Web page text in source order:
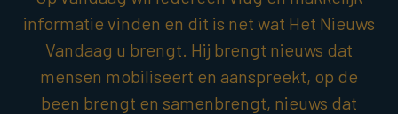
informatie vinden en dit is net wat Het Nieuws
Vandaag u brengt. Hij brengt nieuws dat
mensen mobiliseert en aanspreekt, op de
been brengt en samenbrengt, nieuws dat